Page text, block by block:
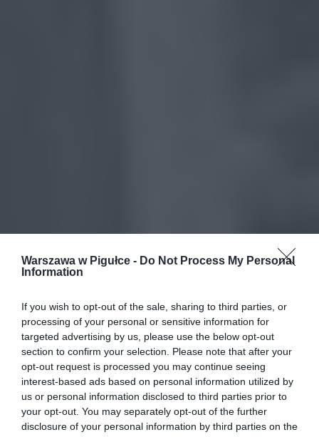
Warszawa w Pigułce - Do Not Process My Personal
Information
If you wish to opt-out of the sale, sharing to third parties, or
processing of your personal or sensitive information for
targeted advertising by us, please use the below opt-out
section to confirm your selection. Please note that after your
opt-out request is processed you may continue seeing
interest-based ads based on personal information utilized by
us or personal information disclosed to third parties prior to
your opt-out. You may separately opt-out of the further
disclosure of your personal information by third parties on the